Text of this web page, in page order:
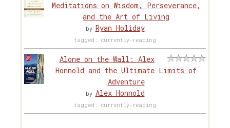
Meditations on Wisdom, Perseverance,
and the Art of Living
by Ryan Holiday
tagged: currently-reading
Alone on the Wall: Alex
Honnold and the Ultimate Limits of
Adventure
by Alex Honnold
tagged: currently-reading